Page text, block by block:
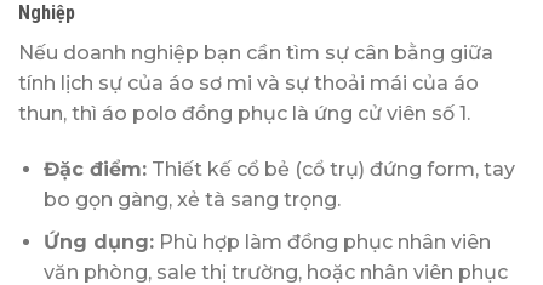
Nghiệp
Nếu doanh nghiệp bạn cần tìm sự cân bằng giữa
tính lịch sự của áo sơ mi và sự thoải mái của áo
thun, thì áo polo đồng phục là ứng cử viên số 1.
Đặc điểm:Thiết kế cổ bẻ (cổ trụ) đứng form, tay
bo gọn gàng, xẻ tà sang trọng.
Ứng dụng:Phù hợp làm đồng phục nhân viên
văn phòng, sale thị trường, hoặc nhân viên phục